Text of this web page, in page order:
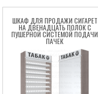
Box
ШКАФ ДЛЯ ПРОДАЖИ СИГАРЕТ
НА ДВЕНАДЦАТЬ ПОЛОК С
ПУШЕРНОЙ СИСТЕМОЙ ПОДАЧИ
ПАЧЕК